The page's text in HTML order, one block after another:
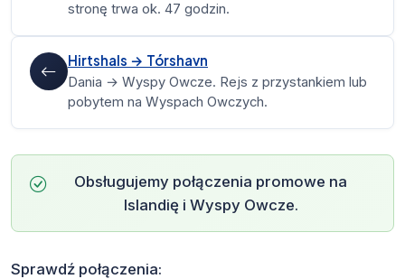
stronę trwa ok. 47 godzin.
Hirtshals → Tórshavn
Dania → Wyspy Owcze. Rejs z przystankiem lub
pobytem na Wyspach Owczych.
Obsługujemy połączenia promowe na
Islandię i Wyspy Owcze.
Sprawdź połączenia: